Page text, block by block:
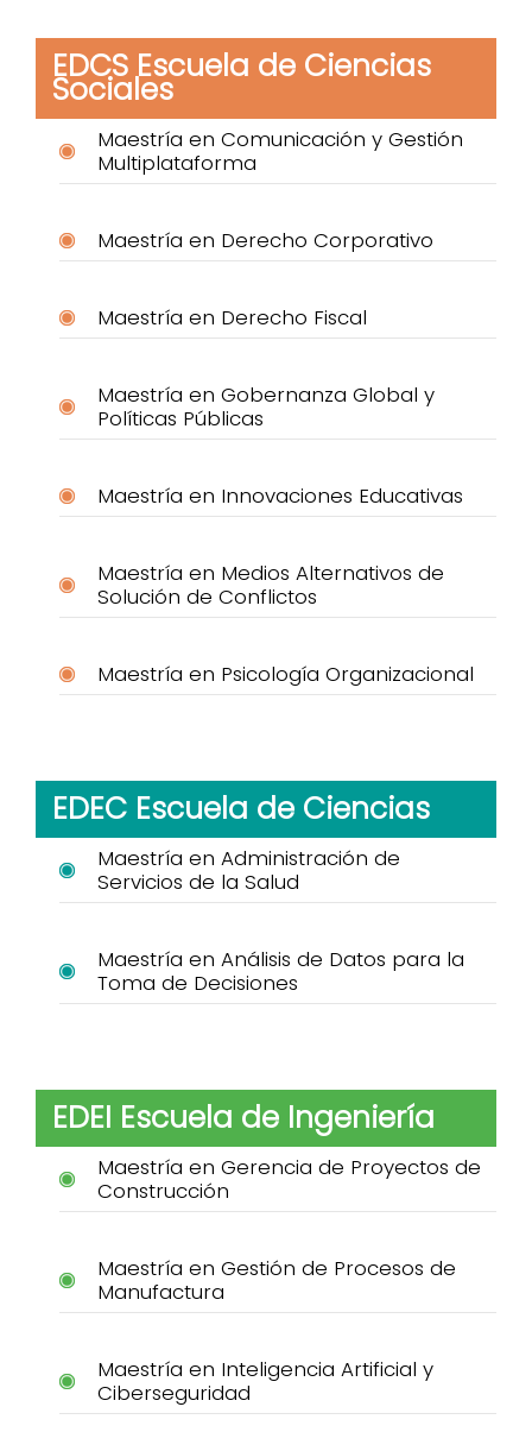
EDCS Escuela de Ciencias
Sociales
Maestría en Comunicación y Gestión
Multiplataforma
Maestría en Derecho Corporativo
Maestría en Derecho Fiscal
Maestría en Gobernanza Global y
Políticas Públicas
Maestría en Innovaciones Educativas
Maestría en Medios Alternativos de
Solución de Conflictos
Maestría en Psicología Organizacional
EDEC Escuela de Ciencias
Maestría en Administración de
Servicios de la Salud
Maestría en Análisis de Datos para la
Toma de Decisiones
EDEI Escuela de Ingeniería
Maestría en Gerencia de Proyectos de
Construcción
Maestría en Gestión de Procesos de
Manufactura
Maestría en Inteligencia Artificial y
Ciberseguridad